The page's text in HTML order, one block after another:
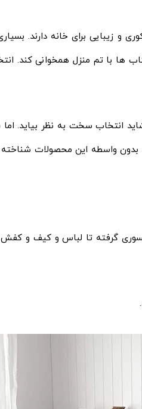
و زیبایی برای خانه دارند.
ها با تم منزل همخوانی کند.
انتخاب سخت به نظر بیاید.
واسطه این محصولات
گرفته تا لباس و کیف و کفش